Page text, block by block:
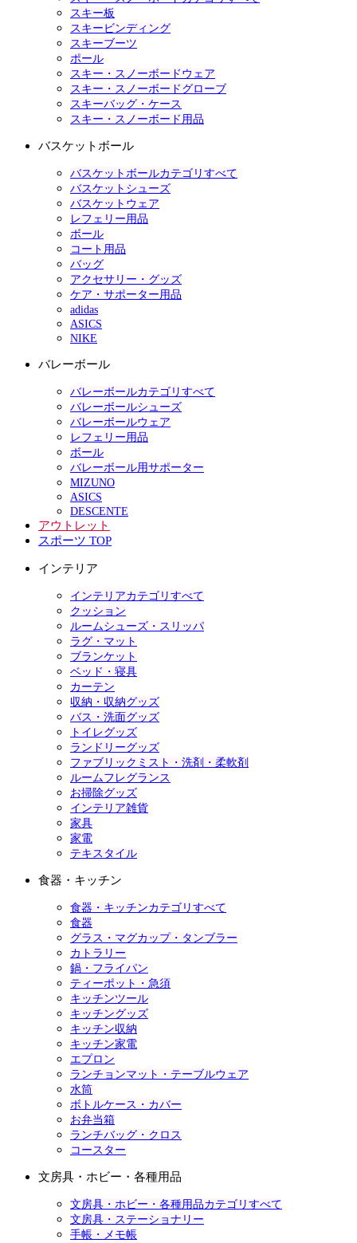
スキー板
スキービンディング
スキーブーツ
ポール
スキー・スノーボードウェア
スキー・スノーボードグローブ
スキーバッグ・ケース
スキー・スノーボード用品
バスケットボール
バスケットボールカテゴリすべて
バスケットシューズ
バスケットウェア
レフェリー用品
ボール
コート用品
バッグ
アクセサリー・グッズ
ケア・サポーター用品
adidas
ASICS
NIKE
バレーボール
バレーボールカテゴリすべて
バレーボールシューズ
バレーボールウェア
レフェリー用品
ボール
バレーボール用サポーター
MIZUNO
ASICS
DESCENTE
アウトレット
スポーツ TOP
インテリア
インテリアカテゴリすべて
クッション
ルームシューズ・スリッパ
ラグ・マット
ブランケット
ベッド・寝具
カーテン
収納・収納グッズ
バス・洗面グッズ
トイレグッズ
ランドリーグッズ
ファブリックミスト・洗剤・柔軟剤
ルームフレグランス
お掃除グッズ
インテリア雑貨
家具
家電
テキスタイル
食器・キッチン
食器・キッチンカテゴリすべて
食器
グラス・マグカップ・タンブラー
カトラリー
鍋・フライパン
ティーポット・急須
キッチンツール
キッチングッズ
キッチン収納
キッチン家電
エプロン
ランチョンマット・テーブルウェア
水筒
ボトルケース・カバー
お弁当箱
ランチバッグ・クロス
コースター
文房具・ホビー・各種用品
文房具・ホビー・各種用品カテゴリすべて
文房具・ステーショナリー
手帳・メモ帳